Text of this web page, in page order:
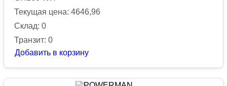
Текущая цена: 4646,96
Склад: 0
Транзит: 0
Добавить в корзину